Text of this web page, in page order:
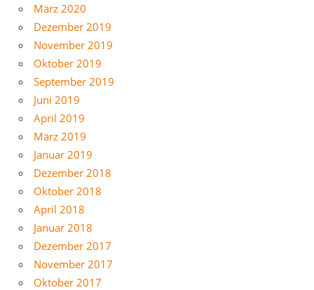
März 2020
Dezember 2019
November 2019
Oktober 2019
September 2019
Juni 2019
April 2019
März 2019
Januar 2019
Dezember 2018
Oktober 2018
April 2018
Januar 2018
Dezember 2017
November 2017
Oktober 2017